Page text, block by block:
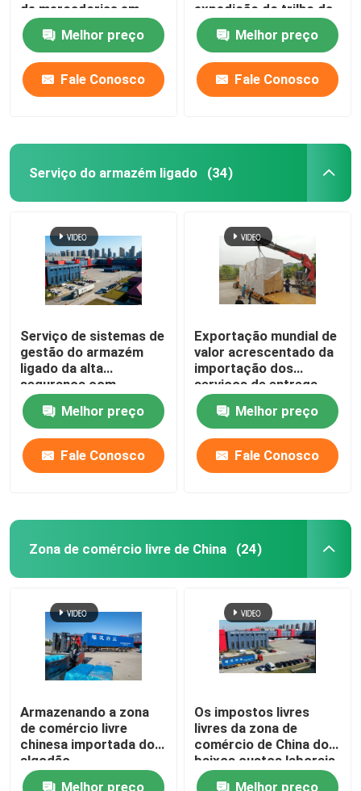
de mercadorias em
uma única solução
Melhor preço
Fale Conosco
expedição do trilho da
terra do ar do mar
Melhor preço
Fale Conosco
Serviço do armazém ligado (34)
Serviço de sistemas de
gestão do armazém
ligado da alta
segurança com
sistema do ERP
Melhor preço
Fale Conosco
Exportação mundial de
valor acrescentado da
importação dos
serviços de entrega
das operações de
desalfandegamento do
serviço do armazém
ligado
Melhor preço
Fale Conosco
Zona de comércio livre de China (24)
Armazenando a zona
de comércio livre
chinesa importada do
algodão
Melhor preço
Os impostos livres
livres da zona de
comércio de China dos
baixos custos laborais
retornam a zona de
Melhor preço